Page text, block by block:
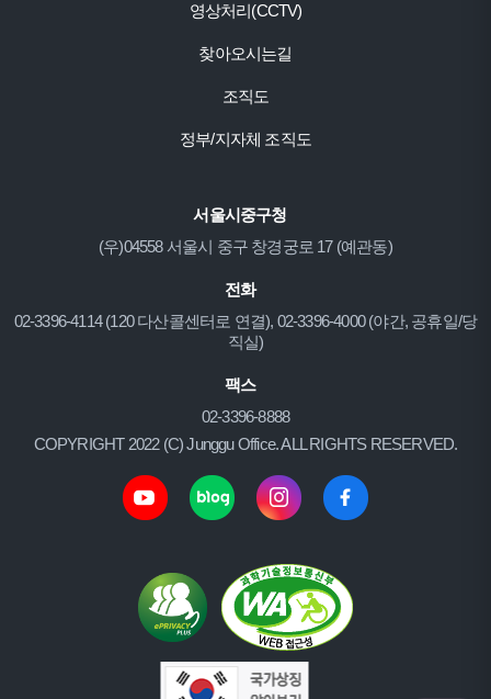
영상처리(CCTV)
찾아오시는길
조직도
정부/지자체 조직도
서울시중구청
(우)04558 서울시 중구 창경궁로 17 (예관동)
전화
02-3396-4114 (120 다산콜센터로 연결), 02-3396-4000 (야간, 공휴일/당
직실)
팩스
02-3396-8888
COPYRIGHT 2022 (C) Junggu Office. ALL RIGHTS RESERVED.